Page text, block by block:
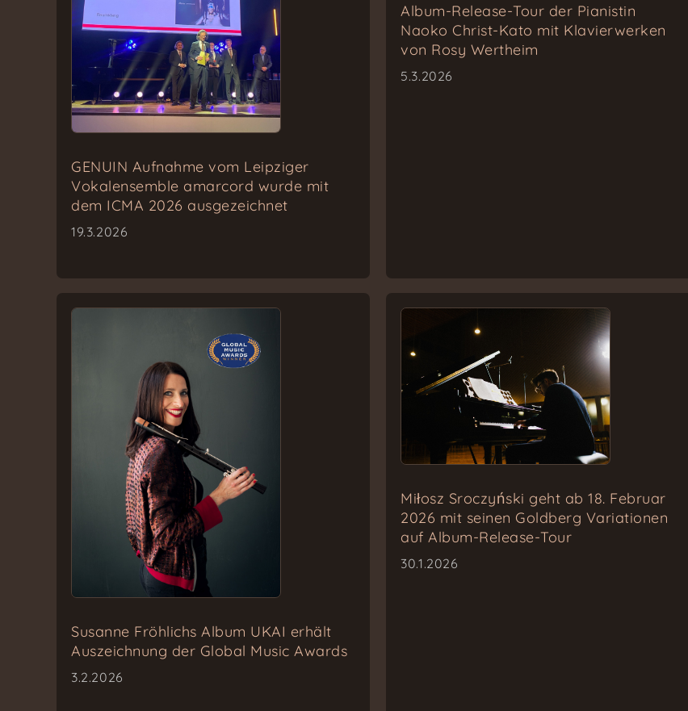
GENUIN Aufnahme vom Leipziger
Vokalensemble amarcord wurde mit
dem ICMA 2026 ausgezeichnet
19.3.2026
Album-Release-Tour der Pianistin
Naoko Christ-Kato mit Klavierwerken
von Rosy Wertheim
5.3.2026
Susanne Fröhlichs Album UKAI erhält
Auszeichnung der Global Music Awards
3.2.2026
Miłosz Sroczyński geht ab 18. Februar
2026 mit seinen Goldberg Variationen
auf Album-Release-Tour
30.1.2026